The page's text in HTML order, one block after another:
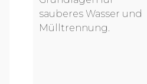
sauberes Wasser und
Mülltrennung.